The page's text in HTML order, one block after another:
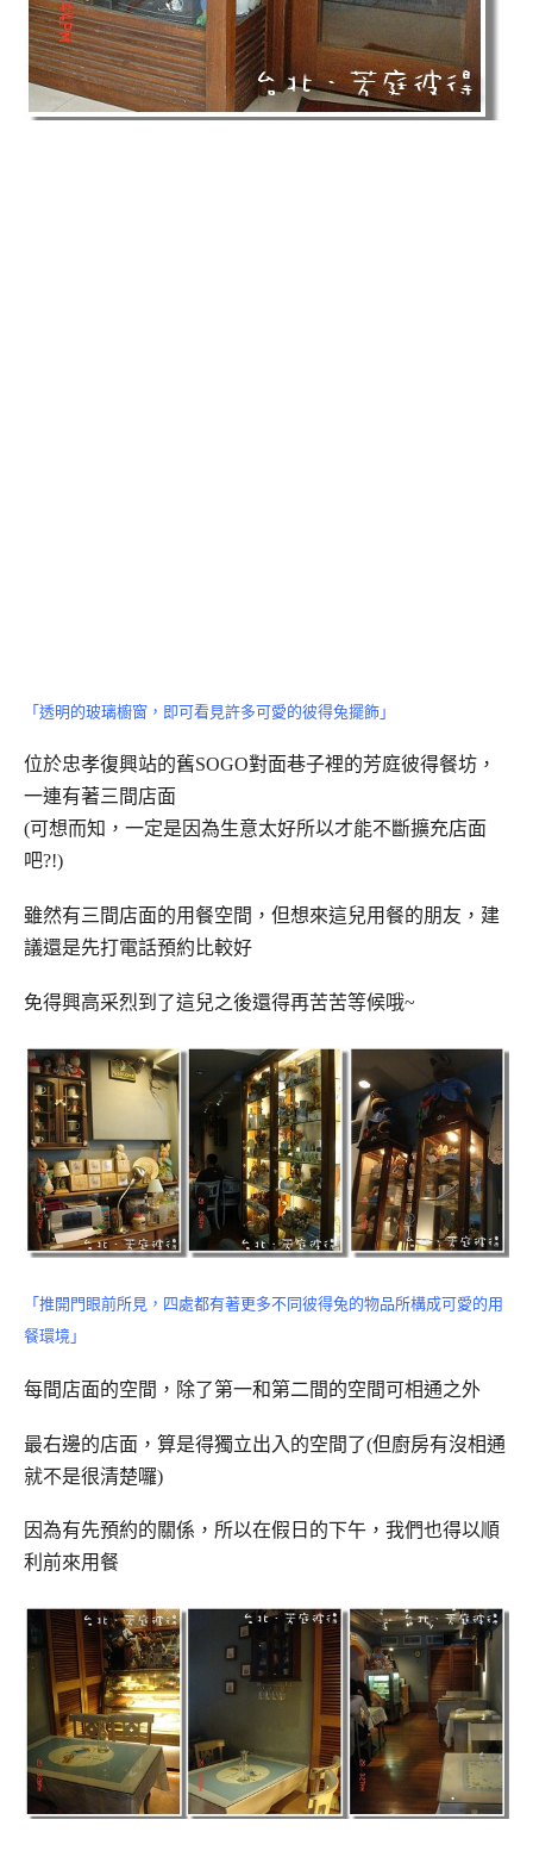
「透明的玻璃櫥窗，即可看見許多可愛的彼得兔擺飾」
位於忠孝復興站的舊SOGO對面巷子裡的芳庭彼得餐坊，
一連有著三間店面
(可想而知，一定是因為生意太好所以才能不斷擴充店面
吧?!)
雖然有三間店面的用餐空間，但想來這兒用餐的朋友，建
議還是先打電話預約比較好
免得興高采烈到了這兒之後還得再苦苦等候哦~
「推開門眼前所見，四處都有著更多不同彼得兔的物品所構成可愛的用
餐環境」
每間店面的空間，除了第一和第二間的空間可相通之外
最右邊的店面，算是得獨立出入的空間了(但廚房有沒相通
就不是很清楚囉)
因為有先預約的關係，所以在假日的下午，我們也得以順
利前來用餐